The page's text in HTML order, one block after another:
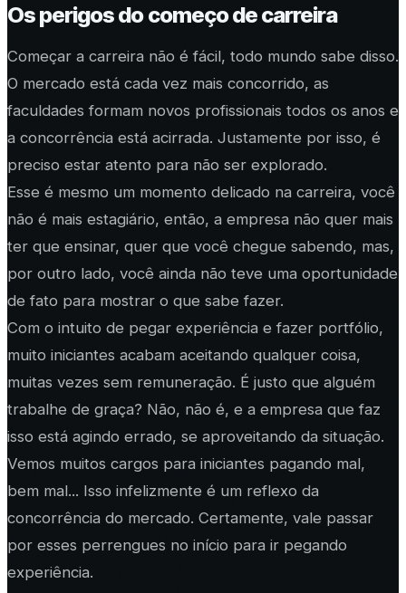
Os perigos do começo de carreira
Começar a carreira não é fácil, todo mundo sabe disso.
O mercado está cada vez mais concorrido, as
faculdades formam novos profissionais todos os anos e
a concorrência está acirrada. Justamente por isso, é
preciso estar atento para não ser explorado.
Esse é mesmo um momento delicado na carreira, você
não é mais estagiário, então, a empresa não quer mais
ter que ensinar, quer que você chegue sabendo, mas,
por outro lado, você ainda não teve uma oportunidade
de fato para mostrar o que sabe fazer.
Com o intuito de pegar experiência e fazer portfólio,
muito iniciantes acabam aceitando qualquer coisa,
muitas vezes sem remuneração. É justo que alguém
trabalhe de graça? Não, não é, e a empresa que faz
isso está agindo errado, se aproveitando da situação.
Vemos muitos cargos para iniciantes pagando mal,
bem mal... Isso infelizmente é um reflexo da
concorrência do mercado. Certamente, vale passar
por esses perrengues no início para ir pegando
experiência.